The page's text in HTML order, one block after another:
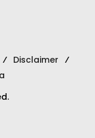
Disclaimer